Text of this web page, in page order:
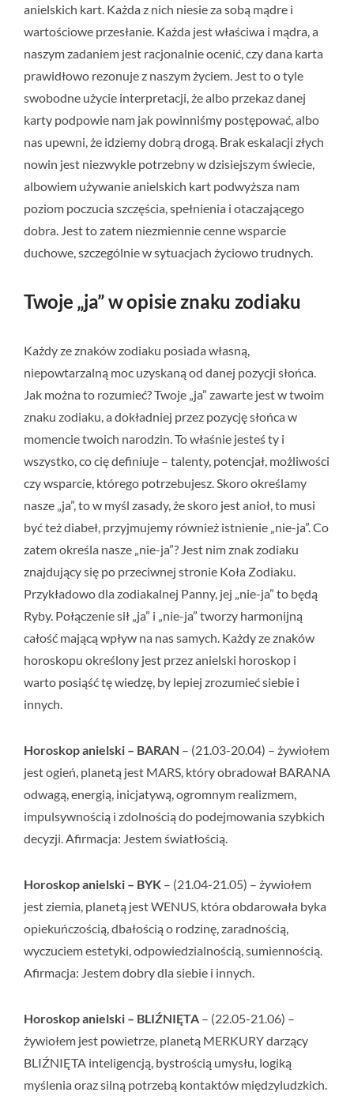
anielskich kart. Każda z nich niesie za sobą mądre i
wartościowe przesłanie. Każda jest właściwa i mądra, a
naszym zadaniem jest racjonalnie ocenić, czy dana karta
prawidłowo rezonuje z naszym życiem. Jest to o tyle
swobodne użycie interpretacji, że albo przekaz danej
karty podpowie nam jak powinniśmy postępować, albo
nas upewni, że idziemy dobrą drogą. Brak eskalacji złych
nowin jest niezwykle potrzebny w dzisiejszym świecie,
albowiem używanie anielskich kart podwyższa nam
poziom poczucia szczęścia, spełnienia i otaczającego
dobra. Jest to zatem niezmiennie cenne wsparcie
duchowe, szczególnie w sytuacjach życiowo trudnych.
Twoje „ja” w opisie znaku zodiaku
Każdy ze znaków zodiaku posiada własną,
niepowtarzalną moc uzyskaną od danej pozycji słońca.
Jak można to rozumieć? Twoje „ja” zawarte jest w twoim
znaku zodiaku, a dokładniej przez pozycję słońca w
momencie twoich narodzin. To właśnie jesteś ty i
wszystko, co cię definiuje – talenty, potencjał, możliwości
czy wsparcie, którego potrzebujesz. Skoro określamy
nasze „ja”, to w myśl zasady, że skoro jest anioł, to musi
być też diabeł, przyjmujemy również istnienie „nie-ja”. Co
zatem określa nasze „nie-ja”? Jest nim znak zodiaku
znajdujący się po przeciwnej stronie Koła Zodiaku.
Przykładowo dla zodiakalnej Panny, jej „nie-ja” to będą
Ryby. Połączenie sił „ja” i „nie-ja” tworzy harmonijną
całość mającą wpływ na nas samych. Każdy ze znaków
horoskopu określony jest przez anielski horoskop i
warto posiąść tę wiedzę, by lepiej zrozumieć siebie i
innych.
Horoskop anielski – BARAN – (21.03-20.04) – żywiołem
jest ogień, planetą jest MARS, który obradował BARANA
odwagą, energią, inicjatywą, ogromnym realizmem,
impulsywnością i zdolnością do podejmowania szybkich
decyzji. Afirmacja: Jestem światłością.
Horoskop anielski – BYK – (21.04-21.05) – żywiołem
jest ziemia, planetą jest WENUS, która obdarowała byka
opiekuńczością, dbałością o rodzinę, zaradnością,
wyczuciem estetyki, odpowiedzialnością, sumiennością.
Afirmacja: Jestem dobry dla siebie i innych.
Horoskop anielski – BLIŹNIĘTA – (22.05-21.06) –
żywiołem jest powietrze, planetą MERKURY darzący
BLIŹNIĘTA inteligencją, bystrością umysłu, logiką
myślenia oraz silną potrzebą kontaktów międzyludzkich.